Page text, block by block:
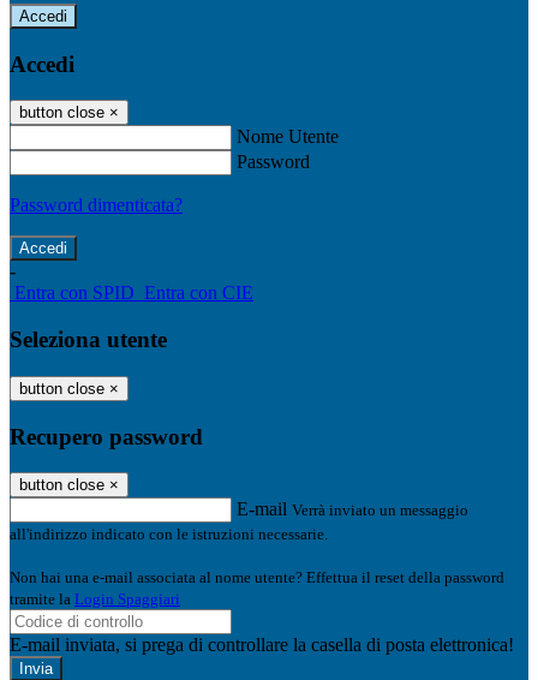
Accedi
Accedi
button close ×
Nome Utente
Password
Password dimenticata?
-
Entra con SPID Entra con CIE
Seleziona utente
button close ×
Recupero password
button close ×
E-mail Verrà inviato un messaggio
all'indirizzo indicato con le istruzioni necessarie.
Non hai una e-mail associata al nome utente? Effettua il reset della password
tramite la Login Spaggiari
E-mail inviata, si prega di controllare la casella di posta elettronica!